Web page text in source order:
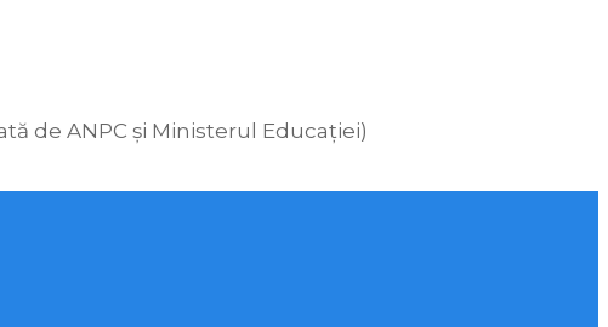
de ANPC și Ministerul Educației)